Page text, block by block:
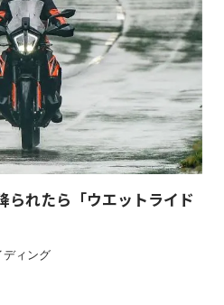
られたら「ウエットライド
ディング